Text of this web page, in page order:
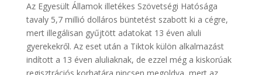
Az Egyesült Államok illetékes Szövetségi Hatósága
tavaly 5,7 millió dolláros büntetést szabott ki a cégre,
mert illegálisan gyűjtött adatokat 13 éven aluli
gyerekekről. Az eset után a Tiktok külön alkalmazást
indított a 13 éven aluliaknak, de ezzel még a kiskorúak